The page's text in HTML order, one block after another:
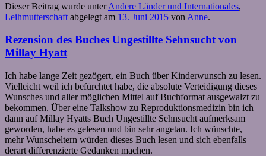
Dieser Beitrag wurde unterAndere Länder und Internationales,
Leihmutterschaft abgelegt am 13. Juni 2015 von Anne.
Rezension des Buches Ungestillte Sehnsucht von
Millay Hyatt
Ich habe lange Zeit gezögert, ein Buch über Kinderwunsch zu lesen.
Vielleicht weil ich befürchtet habe, die absolute Verteidigung dieses
Wunsches und aller möglichen Mittel auf Buchformat ausgewalzt zu
bekommen. Über eine Talkshow zu Reproduktionsmedizin bin ich
dann auf Millay Hyatts Buch Ungestillte Sehnsucht aufmerksam
geworden, habe es gelesen und bin sehr angetan. Ich wünschte,
mehr Wunscheltern würden dieses Buch lesen und sich ebenfalls
derart differenzierte Gedanken machen.